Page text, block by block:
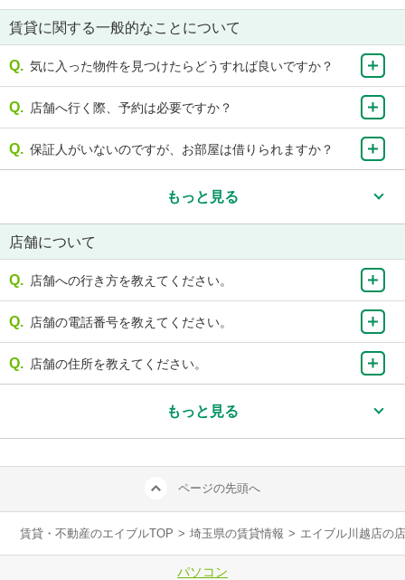
賃貸に関する一般的なことについて
気に入った物件を見つけたらどうすれば良いですか？
店舗へ行く際、予約は必要ですか？
保証人がいないのですが、お部屋は借りられますか？
もっと見る
店舗について
店舗への行き方を教えてください。
店舗の電話番号を教えてください。
店舗の住所を教えてください。
もっと見る
ページの先頭へ
賃貸・不動産のエイブルTOP > 埼玉県の賃貸情報 > エイブル川越店の
パソコン